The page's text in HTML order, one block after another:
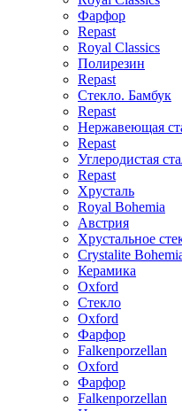
Фарфор
Repast
Royal Classics
Полирезин
Repast
Стекло. Бамбук
Repast
Нержавеющая
Repast
Углеродистая
Repast
Хрусталь
Royal Bohemia
Австрия
Хрустальное
Crystalite
Керамика
Oxford
Стекло
Oxford
Фарфор
Falkenporzellan
Oxford
Фарфор
Falkenporzellan